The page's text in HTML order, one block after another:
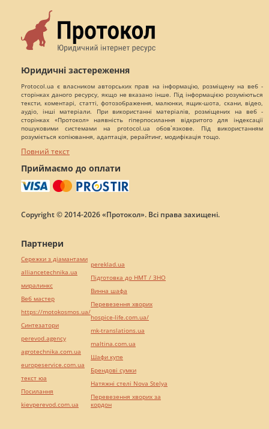
Юридичні застереження
Protocol.ua є власником авторських прав на інформацію, розміщену на веб -
сторінках даного ресурсу, якщо не вказано інше. Під інформацією розуміються
тексти, коментарі, статті, фотозображення, малюнки, ящик-шота, скани, відео,
аудіо, інші матеріали. При використанні матеріалів, розміщених на веб -
сторінках «Протокол» наявність гіперпосилання відкритого для індексації
пошуковими системами на protocol.ua обов`язкове. Під використанням
розуміється копіювання, адаптація, рерайтинг, модифікація тощо.
Повний текст
Приймаємо до оплати
Copyright © 2014-2026 «Протокол». Всі права захищені.
Партнери
Сережки з діамантами
alliancetechnika.ua
миралинкс
Веб мастер
https://motokosmos.ua/
Синтезатори
perevod.agency
agrotechnika.com.ua
europeservice.com.ua
текст юа
Посилання
kievperevod.com.ua
pereklad.ua
Підготовка до НМТ / ЗНО
Винна шафа
Перевезення хворих
hospice-life.com.ua/
mk-translations.ua
maltina.com.ua
Шафи купе
Брендові сумки
Натяжні стелі Nova Stelya
Перевезення хворих за
кордон